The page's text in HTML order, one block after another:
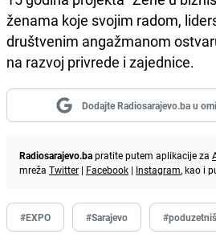
ženama koje svojim radom,
društvenim angažmanom
na razvoj privrede i zajednice.
Dodajte Radiosarajevo.ba u
Radiosarajevo.bapratite putem aplikacije za
mreža Twitter | Facebook | Instagram, kao i
#EXPO #Sarajevo